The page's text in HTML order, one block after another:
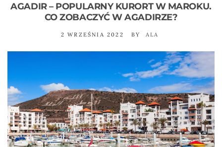
AGADIR – POPULARNY KURORT W MAROKU.
CO ZOBACZYĆ W AGADIRZE?
2 WRZEŚNIA 2022 BY ALA